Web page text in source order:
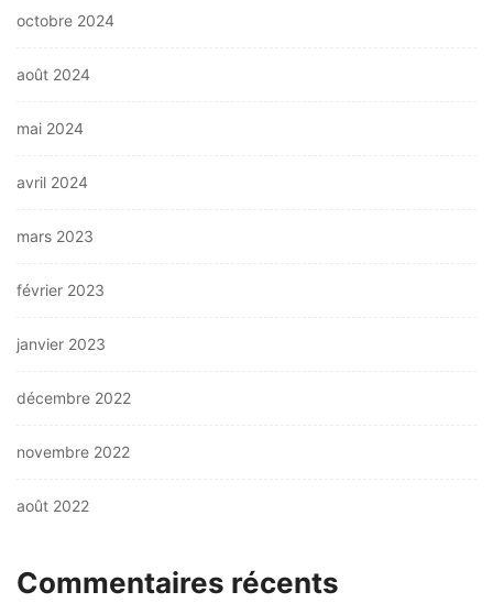
octobre 2024
août 2024
mai 2024
avril 2024
mars 2023
février 2023
janvier 2023
décembre 2022
novembre 2022
août 2022
Commentaires récents